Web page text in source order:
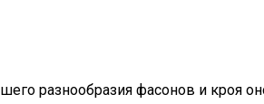
разнообразия фасонов и кроя